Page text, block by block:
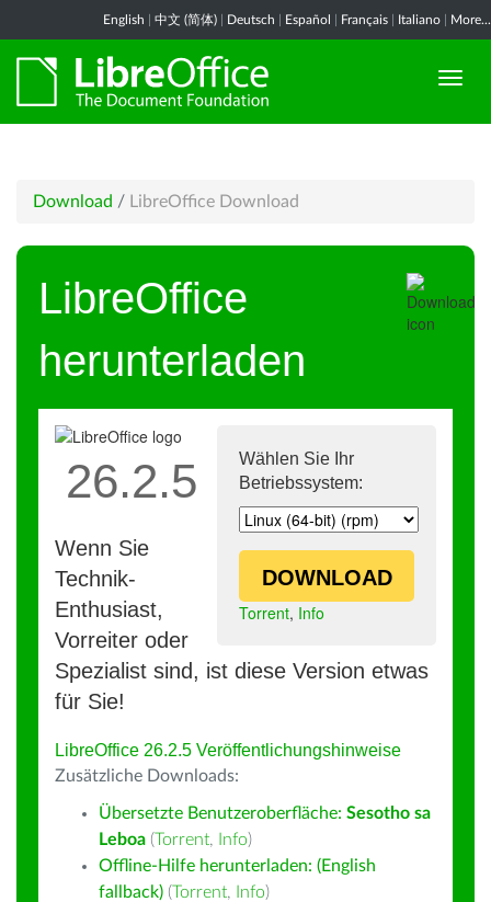
English 中文 (简体) Deutsch Español Français Italiano More...
Download / LibreOffice Download
LibreOffice
herunterladen
Wählen Sie Ihr
Betriebssystem:
DOWNLOAD
Torrent, Info
26.2.5
Wenn Sie
Technik-
Enthusiast,
Vorreiter oder
Spezialist sind, ist diese Version etwas
für Sie!
LibreOffice 26.2.5 Veröffentlichungshinweise
Zusätzliche Downloads:
Übersetzte Benutzeroberfläche: Sesotho sa
Leboa (Torrent, Info)
Offline-Hilfe herunterladen: (English
fallback) (Torrent, Info)